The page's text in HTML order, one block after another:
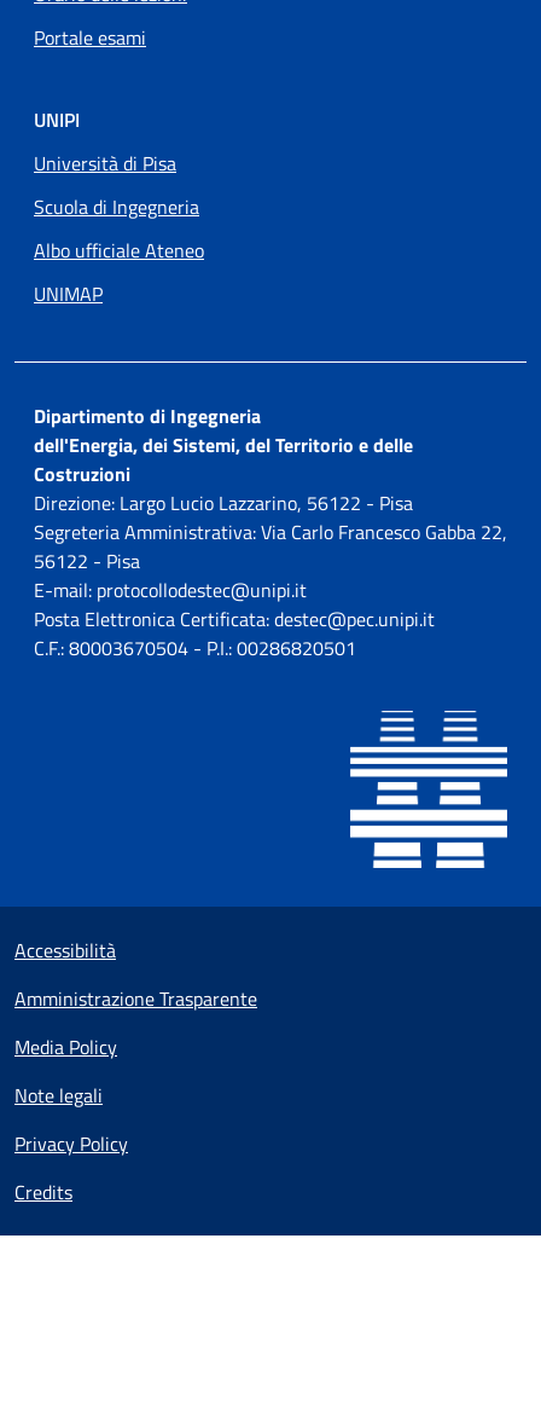
Portale esami
UNIPI
Università di Pisa
Scuola di Ingegneria
Albo ufficiale Ateneo
UNIMAP
Dipartimento di Ingegneria
dell'Energia, dei Sistemi, del Territorio e delle
Costruzioni
Direzione: Largo Lucio Lazzarino, 56122 - Pisa
Segreteria Amministrativa: Via Carlo Francesco Gabba 22,
56122 - Pisa
E-mail: protocollodestec@unipi.it
Posta Elettronica Certificata: destec@pec.unipi.it
C.F.: 80003670504 - P.I.: 00286820501
Small prints
Useful links section
Accessibilità
Amministrazione Trasparente
Media Policy
Note legali
Privacy Policy
Credits